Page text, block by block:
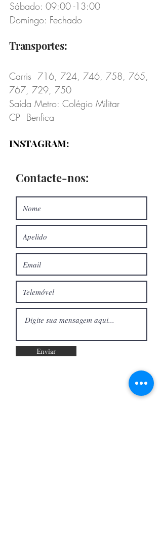
Sábado: 09:00 -13:00
Domingo: Fechado
Transportes:
Carris 716, 724, 746, 758, 765,
767, 729, 750
Saída Metro: Colégio Militar
CP Benfica
INSTAGRAM:
Contacte-nos:
Enviar